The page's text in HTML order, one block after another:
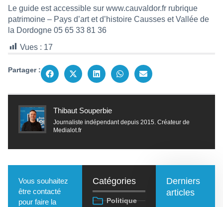
Le guide est accessible sur www.cauvaldor.fr rubrique
patrimoine – Pays d’art et d’histoire Causses et Vallée de
la Dordogne 05 65 33 81 36
Vues : 17
Partager :
Thibaut Souperbie
Journaliste indépendant depuis 2015. Créateur de
Medialot.fr
Vous souhaitez
être contacté
pour faire la
Catégories
Politique
Derniers
articles